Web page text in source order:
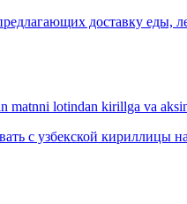
доставку еды,
lotindan kirillga va
с узбекской кириллицы